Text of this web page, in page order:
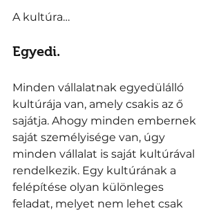
A kultúra…
Egyedi.
Minden vállalatnak egyedülálló
kultúrája van, amely csakis az ő
sajátja. Ahogy minden embernek
saját személyisége van, úgy
minden vállalat is saját kultúrával
rendelkezik. Egy kultúrának a
felépítése olyan különleges
feladat, melyet nem lehet csak